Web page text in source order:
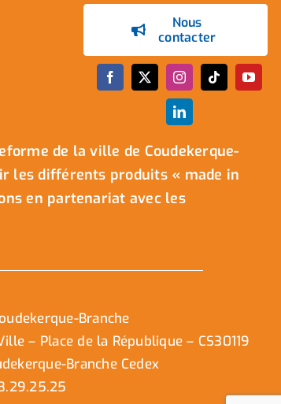
Nous
contacter
de la ville de Coudekerque-
les différents produits « made in
en partenariat avec les
Branche
– Place de la République – CS30119
Branche Cedex